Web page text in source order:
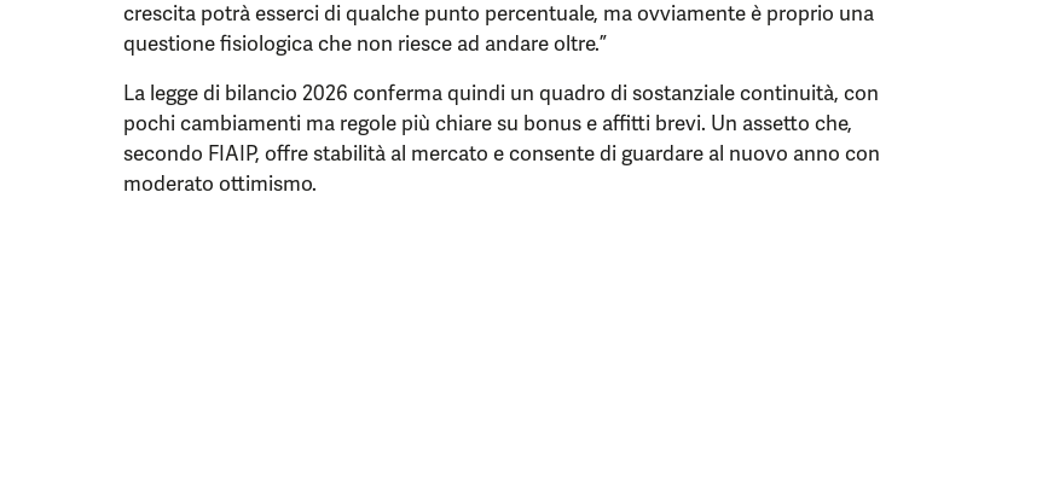
crescita potrà esserci di qualche punto percentuale, ma ovviamente è proprio una
questione fisiologica che non riesce ad andare oltre.”
La legge di bilancio 2026 conferma quindi un quadro di sostanziale continuità, con
pochi cambiamenti ma regole più chiare su bonus e affitti brevi. Un assetto che,
secondo FIAIP, offre stabilità al mercato e consente di guardare al nuovo anno con
moderato ottimismo.